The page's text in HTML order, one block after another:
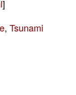
]
, Tsunami